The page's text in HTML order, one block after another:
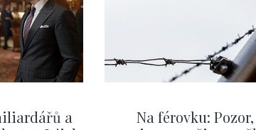
a
Na férovku: Pozor,